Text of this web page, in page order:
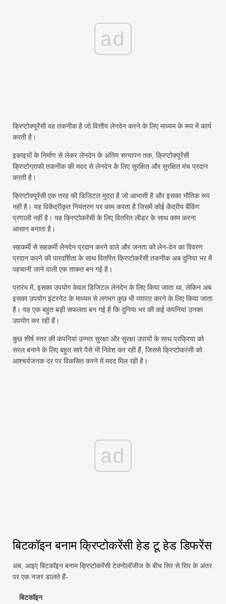
ad
क्रिप्टोक्यूरेंसी वह तकनीक है जो वित्तीय लेनदेन करने के लिए माध्यम के रूप में कार्य
करती है।
इकाइयों के निर्माण से लेकर लेनदेन के अंतिम सत्यापन तक, क्रिप्टोक्यूरेंसी
क्रिप्टोग्राफी तकनीक की मदद से लेनदेन के लिए सुरक्षित और सुरक्षित मंच प्रदान
करती है।
क्रिप्टोक्यूरेंसी एक तरह की डिजिटल मुद्रा है जो आभासी है और इसका भौतिक रूप
नहीं है। यह विकेंद्रीकृत नियंत्रण पर काम करता है जिसमें कोई केंद्रीय बैंकिंग
प्रणाली नहीं है। यह क्रिप्टोकरेंसी के लिए वितरित लीडर के साथ काम करना
आसान बनाता है।
सहकर्मी से सहकर्मी लेनदेन प्रदान करने वाले और जनता को लेन-देन का विवरण
प्रदान करने की पारदर्शिता के साथ वितरित क्रिप्टोकरेंसी तकनीक अब दुनिया भर में
पहचानी जाने वाली एक ताकत बन गई है।
प्रारंभ में, इसका उपयोग केवल डिजिटल लेनदेन के लिए किया जाता था, लेकिन अब
इसका उपयोग इंटरनेट के माध्यम से लगभग कुछ भी व्यापार करने के लिए किया जाता
है। यह एक बहुत बड़ी सफलता बन गई है कि दुनिया भर की कई कंपनियां उनका
उपयोग कर रही हैं।
कुछ शीर्ष स्तर की कंपनियां उन्नत सुरक्षा और सुरक्षा उपायों के साथ प्रक्रिया को
सरल बनाने के लिए बहुत सारे पैसे भी निवेश कर रही हैं, जिससे क्रिप्टोकरंसी को
आश्चर्यजनक दर पर विकसित करने में मदद मिल रही है।
ad
बिटकॉइन बनाम क्रिप्टोकरेंसी हेड टू हेड डिफरेंस
अब, आइए बिटकॉइन बनाम क्रिप्टोकरेंसी टेक्नोलॉजीज के बीच सिर से सिर के अंतर
पर एक नजर डालते हैं-
बिटकॉइन